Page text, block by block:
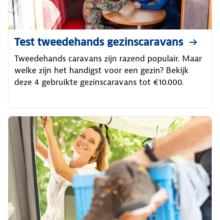
Test tweedehands gezinscaravans
Tweedehands caravans zijn razend populair. Maar
welke zijn het handigst voor een gezin? Bekijk
deze 4 gebruikte gezinscaravans tot €10.000.